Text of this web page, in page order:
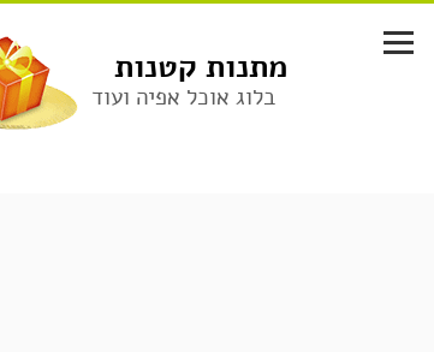
לתוכן
מתנות קטנות
בלוג אוכל אפיה ועוד